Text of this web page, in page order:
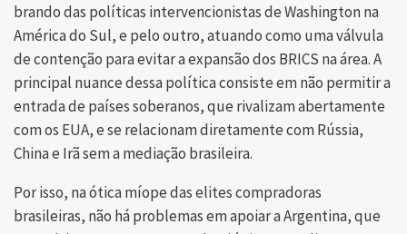
brando das políticas intervencionistas de Washington na
América do Sul, e pelo outro, atuando como uma válvula
de contenção para evitar a expansão dos BRICS na área. A
principal nuance dessa política consiste em não permitir a
entrada de países soberanos, que rivalizam abertamente
com os EUA, e se relacionam diretamente com Rússia,
China e Irã sem a mediação brasileira.
Por isso, na ótica míope das elites compradoras
brasileiras, não há problemas em apoiar a Argentina, que